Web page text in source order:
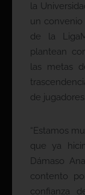
la
un
de la
plantean
las metas
de jugadores.
“Estamos
que ya
Dámaso
contento
confianza